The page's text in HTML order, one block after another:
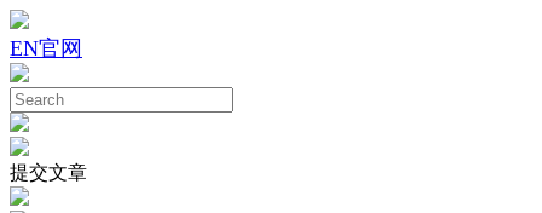
EN官网
提交文章